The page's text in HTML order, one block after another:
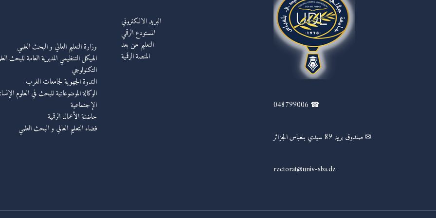
☎ 048799006
✉ صندوق بريد 89 سيدي بلعباس الجزائر
rectorat@univ-sba.dz
البريد الالكتروني
المستودع الرقمي
التعليم عن بعد
المنصة الرقمية
وزارة التعليم العالي و البحث العلمي
الهيكل التنظيمي المديرية العامة للبحث
التكنولوجي
الندوة الجهوية لجامعات الغرب
الوكالة الموضوعاتية للبحث في العلوم
الإجتماعية
حاضنة الأعمال الرقمية
فضاء التعليم العالي و البحث العلمي